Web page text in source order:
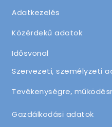
Adatkezelés
Közérdekű adatok
Idősvonal
Szervezeti, személyzeti
Tevékenységre,
Gazdálkodási adatok